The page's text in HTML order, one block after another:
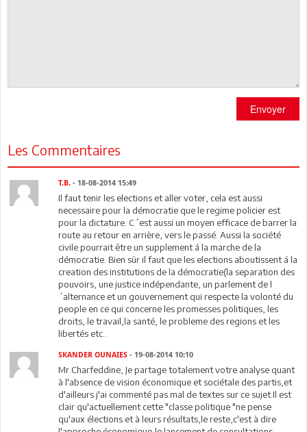
Envoyer
Les Commentaires
T.B. - 18-08-2014 15:49
Il faut tenir les elections et aller voter, cela est aussi
necessaire pour la démocratie que le regime policier est
pour la dictature. C´est aussi un moyen efficace de barrer la
route au retour en arrière, vers le passé. Aussi la société
civile pourrait être un supplement á la marche de la
démocratie. Bien sûr il faut que les elections aboutissent á la
creation des institutions de la démocratie(la separation des
pouvoirs, une justice indépendante, un parlement de l
´alternance et un gouvernement qui respecte la volonté du
people en ce qui concerne les promesses politiques, les
droits, le travail,la santé, le probleme des regions et les
libertés etc..
SKANDER OUNAIES - 19-08-2014 10:10
Mr.Charfeddine, Je partage totalement votre analyse quant
à l'absence de vision économique et sociétale des partis,et
d'ailleurs j'ai commenté pas mal de textes sur ce sujet.Il est
clair qu'actuellement cette "classe politique "ne pense
qu'aux élections et à leurs résultats,le reste,c'est à dire